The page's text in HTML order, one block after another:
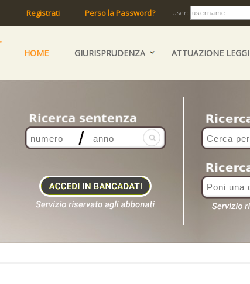
Registrati Perso la Password? User:
HOME GIURISPRUDENZA ATTUAZIONE LEGGI